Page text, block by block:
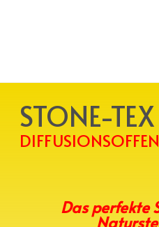
STONE-TEX
DIFFUSIONSOFFEN
Das perfekte